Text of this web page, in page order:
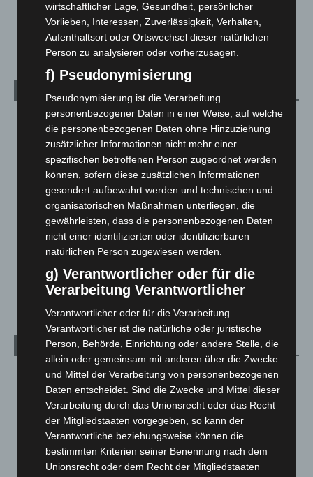
Anklage nach Abschaltung von „Archetyp Market“ erhoben
3. August 2026
Blaulicht
2.799
Corona-News
Hannover und Region
5.037
Langenhagen und Ortsteile
3.250
Leserbriefe
Menschen
Über uns
Veranstaltungen
Archiv
August 2026(12)
Juli 2026(73)
Juni 2026(139)
Mai 2026(99)
April 2026
wirtschaftlicher Lage, Gesundheit, persönlicher
Vorlieben, Interessen, Zuverlässigkeit, Verhalten,
Aufenthaltsort oder Ortswechsel dieser natürlichen
Person zu analysieren oder vorherzusagen.
f) Pseudonymisierung
Pseudonymisierung ist die Verarbeitung
personenbezogener Daten in einer Weise, auf welche
die personenbezogenen Daten ohne Hinzuziehung
zusätzlicher Informationen nicht mehr einer
spezifischen betroffenen Person zugeordnet werden
können, sofern diese zusätzlichen Informationen
gesondert aufbewahrt werden und technischen und
organisatorischen Maßnahmen unterliegen, die
gewährleisten, dass die personenbezogenen Daten
nicht einer identifizierten oder identifizierbaren
natürlichen Person zugewiesen werden.
g) Verantwortlicher oder für die
Verarbeitung Verantwortlicher
Verantwortlicher oder für die Verarbeitung
Verantwortlicher ist die natürliche oder juristische
Person, Behörde, Einrichtung oder andere Stelle, die
allein oder gemeinsam mit anderen über die Zwecke
und Mittel der Verarbeitung von personenbezogenen
Daten entscheidet. Sind die Zwecke und Mittel dieser
Verarbeitung durch das Unionsrecht oder das Recht
der Mitgliedstaaten vorgegeben, so kann der
Verantwortliche beziehungsweise können die
bestimmten Kriterien seiner Benennung nach dem
Unionsrecht oder dem Recht der Mitgliedstaaten